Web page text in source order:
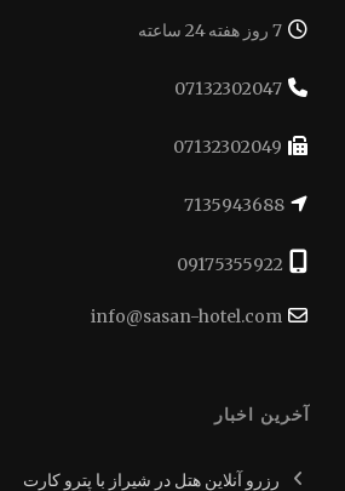
آخرین اخبار
رزرو آنلاین هتل در شیراز با پترو کارت